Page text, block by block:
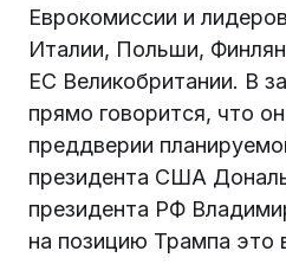
Еврокомиссии и
Италии, Польши,
ЕС Великобритании. В
прямо говорится, что
преддверии
президента США
президента РФ
на позицию Трампа это